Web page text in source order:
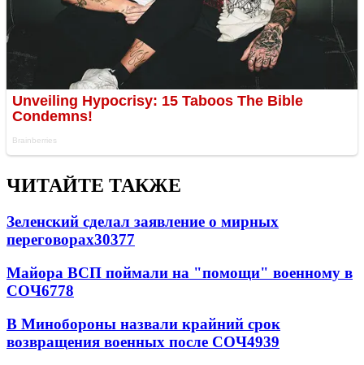
ЧИТАЙТЕ ТАКЖЕ
Зеленский сделал заявление о мирных
переговорах30377
Майора ВСП поймали на "помощи" военному в
СОЧ6778
В Минобороны назвали крайний срок
возвращения военных после СОЧ4939